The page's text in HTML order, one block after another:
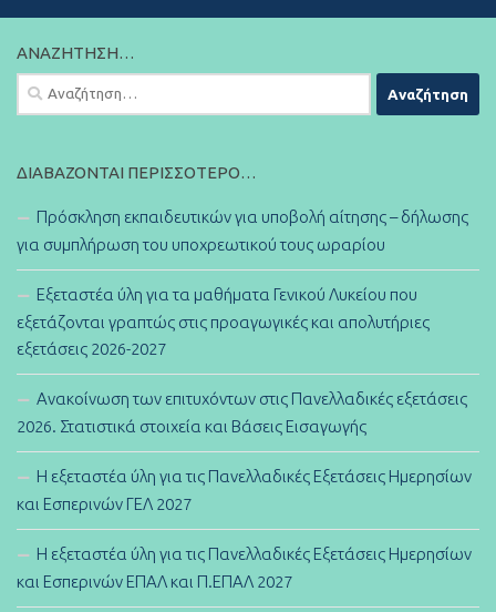
ΑΝΑΖΉΤΗΣΗ…
Αναζήτηση
για:
ΔΙΑΒΆΖΟΝΤΑΙ ΠΕΡΙΣΣΌΤΕΡΟ…
Πρόσκληση εκπαιδευτικών για υποβολή αίτησης – δήλωσης
για συμπλήρωση του υποχρεωτικού τους ωραρίου
Εξεταστέα ύλη για τα μαθήματα Γενικού Λυκείου που
εξετάζονται γραπτώς στις προαγωγικές και απολυτήριες
εξετάσεις 2026-2027
Ανακοίνωση των επιτυχόντων στις Πανελλαδικές εξετάσεις
2026. Στατιστικά στοιχεία και Βάσεις Εισαγωγής
Η εξεταστέα ύλη για τις Πανελλαδικές Εξετάσεις Ημερησίων
και Εσπερινών ΓΕΛ 2027
Η εξεταστέα ύλη για τις Πανελλαδικές Εξετάσεις Ημερησίων
και Εσπερινών ΕΠΑΛ και Π.ΕΠΑΛ 2027